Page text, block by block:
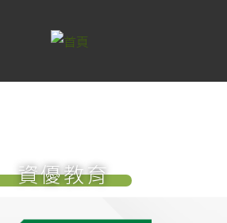
資優教育